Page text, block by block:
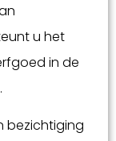
u het
in de
bezichtiging